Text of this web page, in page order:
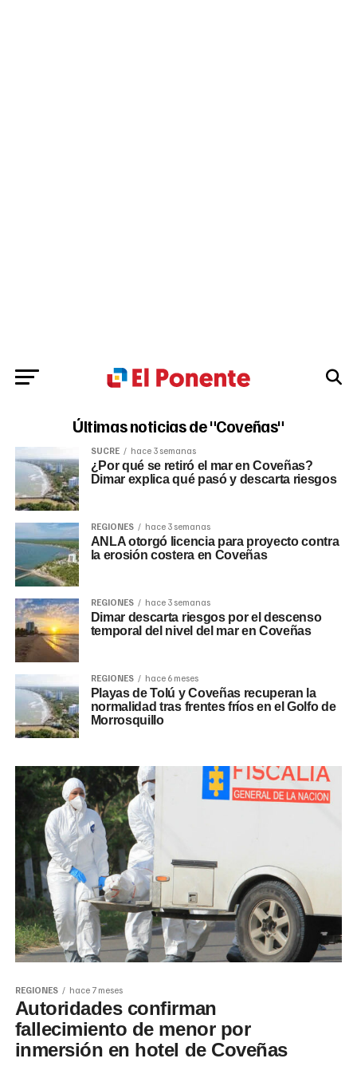
Últimas noticias de "Coveñas"
SUCRE hace 3 semanas
¿Por qué se retiró el mar en Coveñas?
Dimar explica qué pasó y descarta riesgos
REGIONES hace 3 semanas
ANLA otorgó licencia para proyecto contra
la erosión costera en Coveñas
REGIONES hace 3 semanas
Dimar descarta riesgos por el descenso
temporal del nivel del mar en Coveñas
REGIONES hace 6 meses
Playas de Tolú y Coveñas recuperan la
normalidad tras frentes fríos en el Golfo de
Morrosquillo
REGIONES hace 7 meses
Autoridades confirman
fallecimiento de menor por
inmersión en hotel de Coveñas